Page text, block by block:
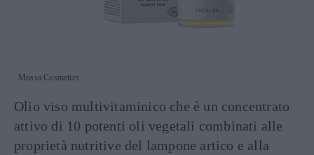
Mossa Cosmetics
Olio viso multivitaminico che è un concentrato
attivo di 10 potenti oli vegetali combinati alle
proprietà nutritive del lampone artico e alla